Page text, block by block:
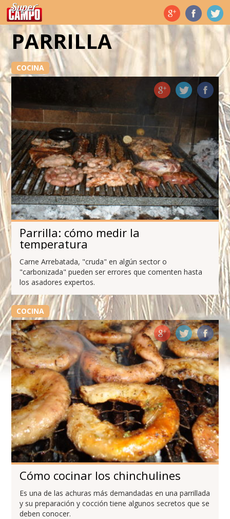
Temas de hoy
PARRILLA
COCINA
Parrilla: cómo medir la
temperatura
Carne Arrebatada, "cruda" en algún sector o
"carbonizada" pueden ser errores que comenten hasta
los asadores expertos.
COCINA
Cómo cocinar los chinchulines
Es una de las achuras más demandadas en una parrillada
y su preparación y cocción tiene algunos secretos que se
deben conocer.